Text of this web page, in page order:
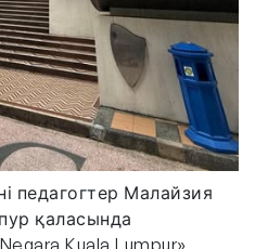
педагогтер Малайзия
қаласында
Kuala Lumpur»